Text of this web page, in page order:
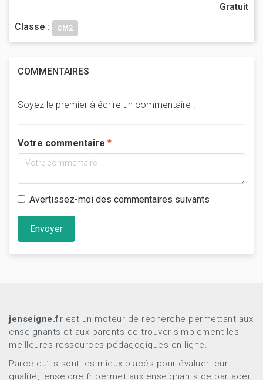
Gratuit
Classe :
CM2
COMMENTAIRES
Soyez le premier à écrire un commentaire !
Votre commentaire
Avertissez-moi des commentaires suivants
Envoyer
jenseigne.fr est un moteur de recherche permettant aux
enseignants et aux parents de trouver simplement les
meilleures ressources pédagogiques en ligne.
Parce qu’ils sont les mieux placés pour évaluer leur
qualité, jenseigne.fr permet aux enseignants de partager,